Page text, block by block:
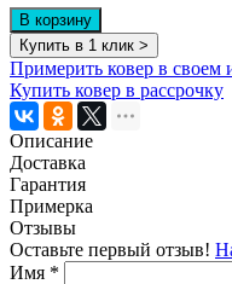
В корзину
Купить в 1 клик >
Примерить ковер в своем
Купить ковер в рассрочку
Описание
Доставка
Гарантия
Примерка
Отзывы
Оставьте первый отзыв!
Имя *